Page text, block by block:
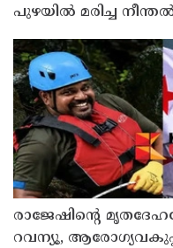
പുഴയിൽ മരിച്ച
നടപടിയെന്ന് കളക്ടർ
രാജേഷിന്റെ
റവന്യൂ,